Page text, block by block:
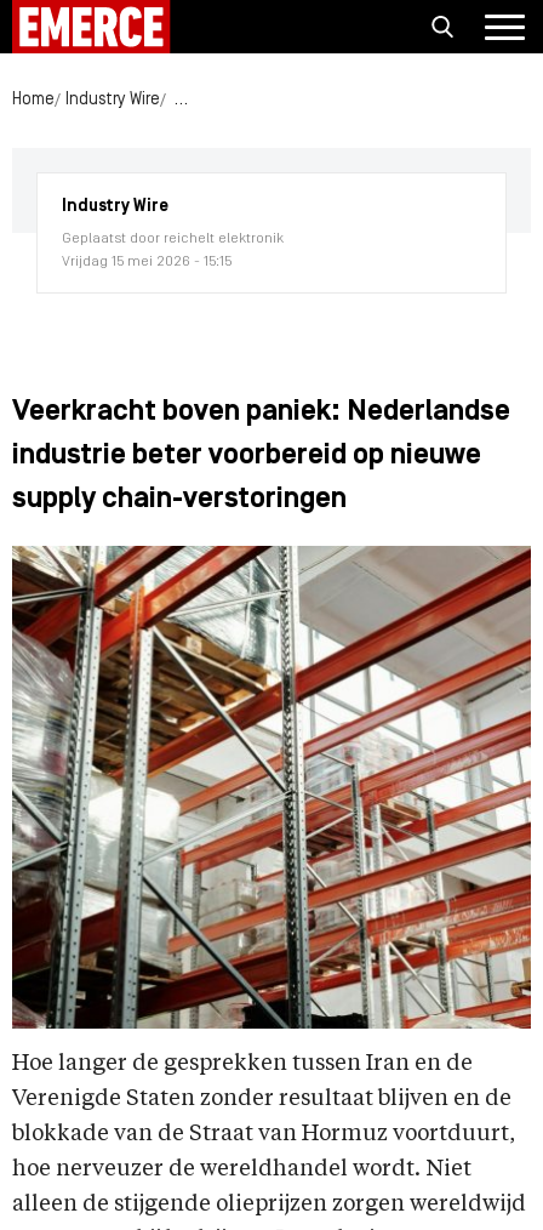
Home Industry Wire Veerkracht boven paniek: Nederlandse
Industry Wire
Geplaatst door reichelt elektronik
Vrijdag 15 mei 2026 - 15:15
Veerkracht boven paniek: Nederlandse
industrie beter voorbereid op nieuwe
supply chain-verstoringen
Hoe langer de gesprekken tussen Iran en de
Verenigde Staten zonder resultaat blijven en de
blokkade van de Straat van Hormuz voortduurt,
hoe nerveuzer de wereldhandel wordt. Niet
alleen de stijgende olieprijzen zorgen wereldwijd